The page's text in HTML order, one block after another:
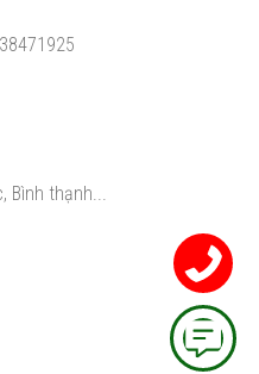
Bình thạnh...